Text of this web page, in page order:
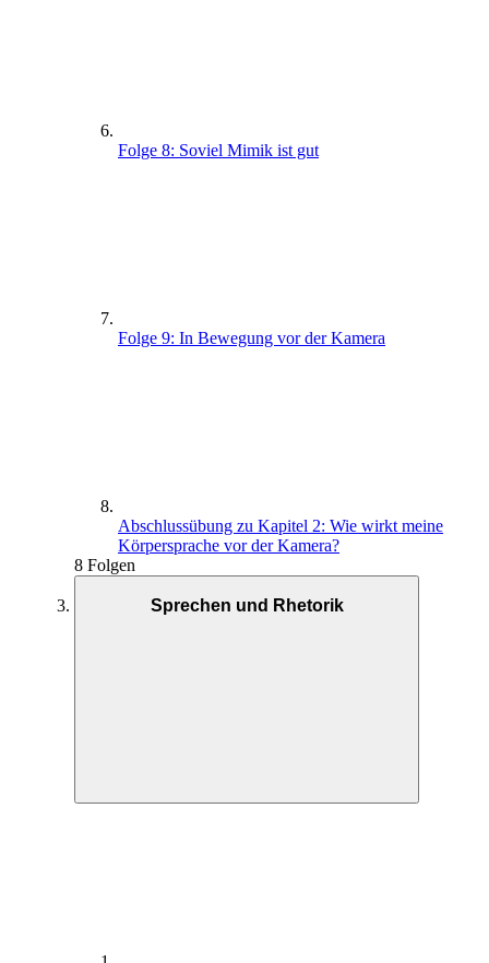
Folge 8: Soviel Mimik ist gut
Folge 9: In Bewegung vor der Kamera
Abschlussübung zu Kapitel 2: Wie wirkt meine
Körpersprache vor der Kamera?
8 Folgen
Sprechen und Rhetorik